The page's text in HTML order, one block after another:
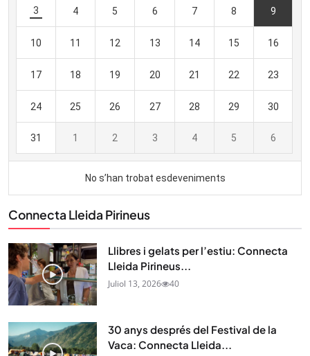
Connecta Lleida Pirineus
Llibres i gelats per l’estiu: Connecta
Lleida Pirineus...
Juliol 13, 2026 40
30 anys després del Festival de la
Vaca: Connecta Lleida...